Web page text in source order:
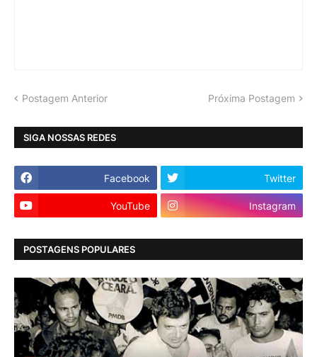
Postagem Anterior Próxima Postagem
SIGA NOSSAS REDES
Facebook Twitter
YouTube Instagram
POSTAGENS POPULARES